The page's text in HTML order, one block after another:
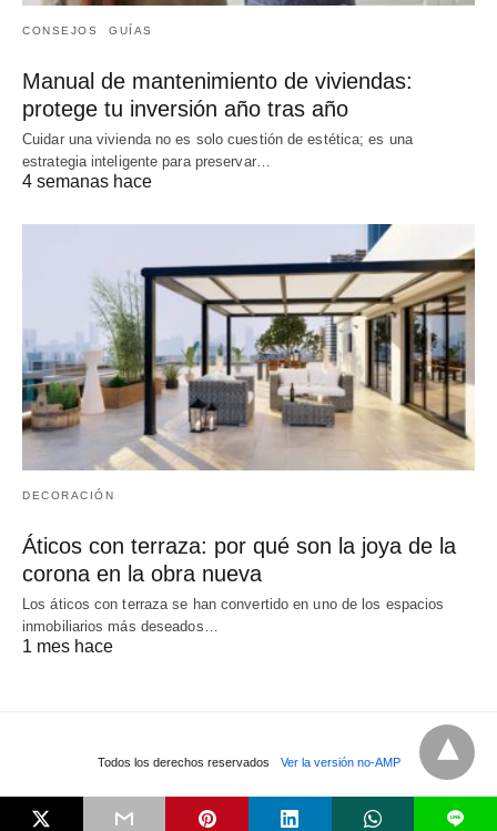
CONSEJOS GUÍAS
Manual de mantenimiento de viviendas:
protege tu inversión año tras año
Cuidar una vivienda no es solo cuestión de estética; es una
estrategia inteligente para preservar…
4 semanas hace
DECORACIÓN
Áticos con terraza: por qué son la joya de la
corona en la obra nueva
Los áticos con terraza se han convertido en uno de los espacios
inmobiliarios más deseados…
1 mes hace
Todos los derechos reservados Ver la versión no-AMP
L